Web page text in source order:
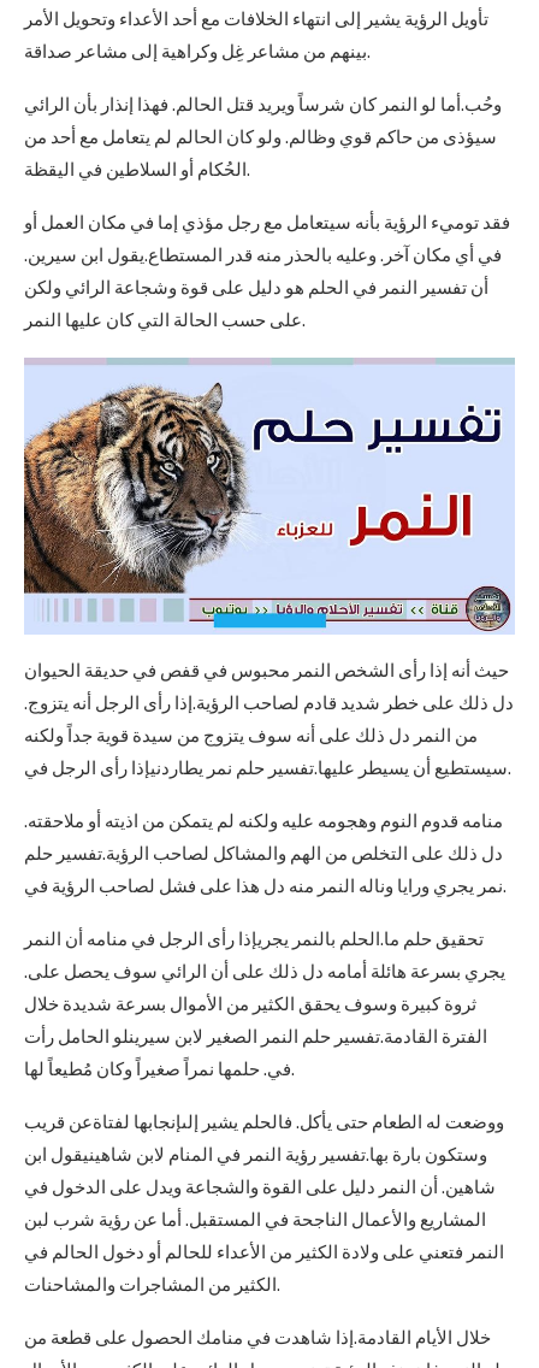
تأويل الرؤية يشير إلى انتهاء الخلافات مع أحد الأعداء وتحويل الأمر
بينهم من مشاعر غِل وكراهية إلى مشاعر صداقة.
وحُب.أما لو النمر كان شرساً ويريد قتل الحالم. فهذا إنذار بأن الرائي
سيؤذى من حاكم قوي وظالم. ولو كان الحالم لم يتعامل مع أحد من
الحُكام أو السلاطين في اليقظة.
فقد توميء الرؤية بأنه سيتعامل مع رجل مؤذي إما في مكان العمل أو
في أي مكان آخر. وعليه بالحذر منه قدر المستطاع.يقول ابن سيرين.
أن تفسير النمر في الحلم هو دليل على قوة وشجاعة الرائي ولكن
على حسب الحالة التي كان عليها النمر.
حيث أنه إذا رأى الشخص النمر محبوس في قفص في حديقة الحيوان
دل ذلك على خطر شديد قادم لصاحب الرؤية.إذا رأى الرجل أنه يتزوج.
من النمر دل ذلك على أنه سوف يتزوج من سيدة قوية جداً ولكنه
سيستطيع أن يسيطر عليها.تفسير حلم نمر يطاردنيإذا رأى الرجل في.
منامه قدوم النوم وهجومه عليه ولكنه لم يتمكن من اذيته أو ملاحقته.
دل ذلك على التخلص من الهم والمشاكل لصاحب الرؤية.تفسير حلم
نمر يجري ورايا وناله النمر منه دل هذا على فشل لصاحب الرؤية في.
تحقيق حلم ما.الحلم بالنمر يجريإذا رأى الرجل في منامه أن النمر
يجري بسرعة هائلة أمامه دل ذلك على أن الرائي سوف يحصل على.
ثروة كبيرة وسوف يحقق الكثير من الأموال بسرعة شديدة خلال
الفترة القادمة.تفسير حلم النمر الصغير لابن سيرينلو الحامل رأت
في. حلمها نمراً صغيراً وكان مُطيعاً لها.
ووضعت له الطعام حتى يأكل. فالحلم يشير إلىإنجابها لفتاةعن قريب
وستكون بارة بها.تفسير رؤية النمر في المنام لابن شاهينيقول ابن
شاهين. أن النمر دليل على القوة والشجاعة ويدل على الدخول في
المشاريع والأعمال الناجحة في المستقبل. أما عن رؤية شرب لبن
النمر فتعني على ولادة الكثير من الأعداء للحالم أو دخول الحالم في
الكثير من المشاجرات والمشاحنات.
خلال الأيام القادمة.إذا شاهدت في منامك الحصول على قطعة من